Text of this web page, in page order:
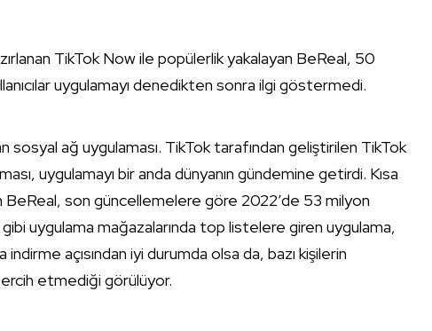
TikTok Now ile popülerlik yakalayan BeReal, 50
uygulamayı denedikten sonra ilgi göstermedi.
sosyal ağ uygulaması. TikTok tarafından geliştirilen TikTok
uygulamayı bir anda dünyanın gündemine getirdi. Kısa
BeReal, son güncellemelere göre 2022’de 53 milyon
uygulama mağazalarında top listelere giren uygulama,
açısından iyi durumda olsa da, bazı kişilerin
etmediği görülüyor.